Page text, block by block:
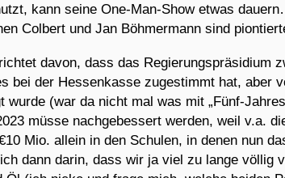
kann seine One-Man-Show etwas
Colbert und Jan Böhmermann sind
davon, dass das Regierungspräsidium
bei der Hessenkasse zugestimmt hat, aber
wurde (war da nicht mal was mit „Fünf-
müsse nachgebessert werden, weil v.a.
Mio. allein in den Schulen, in denen nun
dann darin, dass wir ja viel zu lange völlig